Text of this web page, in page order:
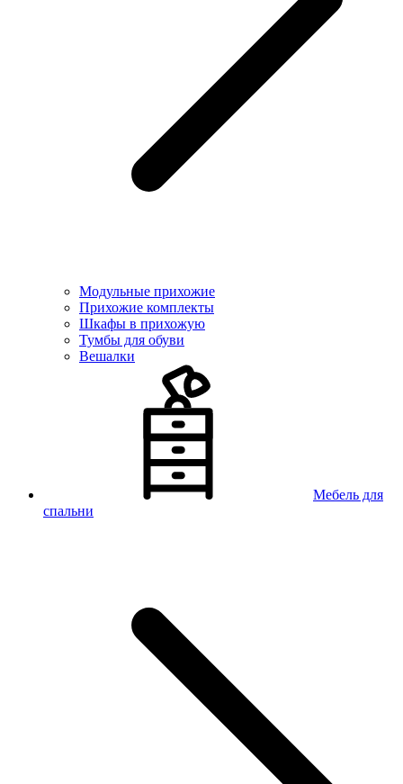
Модульные прихожие
Прихожие комплекты
Шкафы в прихожую
Тумбы для обуви
Вешалки
Мебель для
спальни